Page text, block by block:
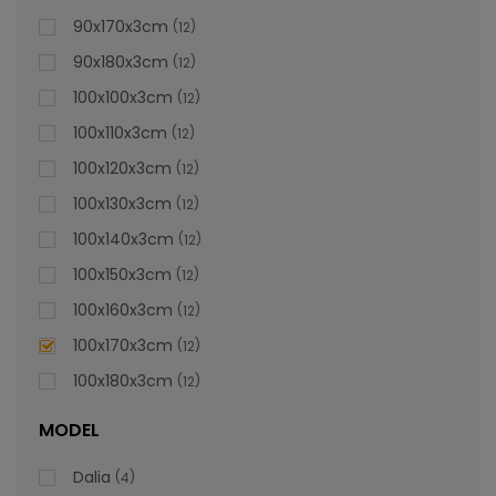
90x170x3cm 12
90x180x3cm 12
100x100x3cm 12
100x110x3cm 12
100x120x3cm 12
100x130x3cm 12
100x140x3cm 12
100x150x3cm 12
100x160x3cm 12
100x170x3cm 12
100x180x3cm 12
MODEL
Dalia 4